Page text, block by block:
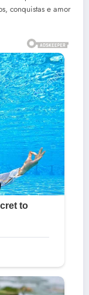
conquistas e amor